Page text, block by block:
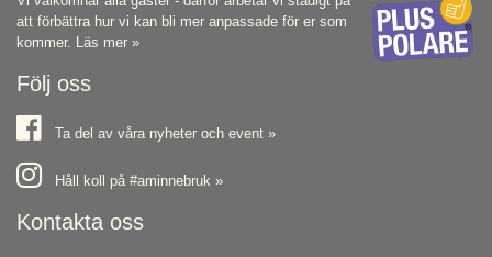
att förbättra hur vi kan bli mer anpassade för er som
kommer.
Läs mer »
Följ oss
Ta del av våra nyheter och event »
Håll koll på #aminnebruk »
Kontakta oss